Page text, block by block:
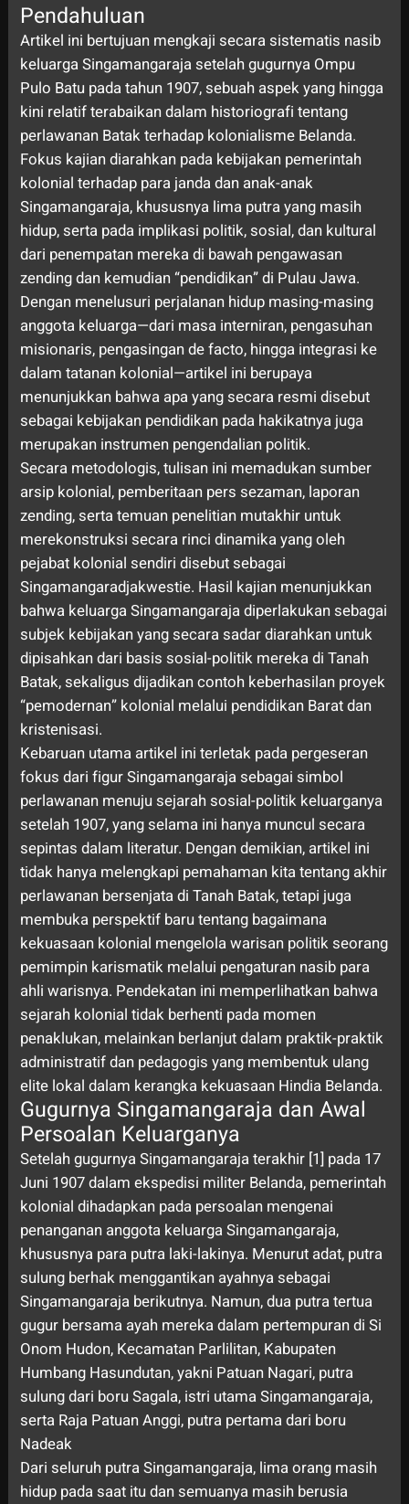
Pendahuluan
Artikel ini bertujuan mengkaji secara sistematis nasib
keluarga Singamangaraja setelah gugurnya Ompu
Pulo Batu pada tahun 1907, sebuah aspek yang hingga
kini relatif terabaikan dalam historiografi tentang
perlawanan Batak terhadap kolonialisme Belanda.
Fokus kajian diarahkan pada kebijakan pemerintah
kolonial terhadap para janda dan anak-anak
Singamangaraja, khususnya lima putra yang masih
hidup, serta pada implikasi politik, sosial, dan kultural
dari penempatan mereka di bawah pengawasan
zending dan kemudian “pendidikan” di Pulau Jawa.
Dengan menelusuri perjalanan hidup masing-masing
anggota keluarga—dari masa interniran, pengasuhan
misionaris, pengasingan de facto, hingga integrasi ke
dalam tatanan kolonial—artikel ini berupaya
menunjukkan bahwa apa yang secara resmi disebut
sebagai kebijakan pendidikan pada hakikatnya juga
merupakan instrumen pengendalian politik.
Secara metodologis, tulisan ini memadukan sumber
arsip kolonial, pemberitaan pers sezaman, laporan
zending, serta temuan penelitian mutakhir untuk
merekonstruksi secara rinci dinamika yang oleh
pejabat kolonial sendiri disebut sebagai
Singamangaradjakwestie. Hasil kajian menunjukkan
bahwa keluarga Singamangaraja diperlakukan sebagai
subjek kebijakan yang secara sadar diarahkan untuk
dipisahkan dari basis sosial-politik mereka di Tanah
Batak, sekaligus dijadikan contoh keberhasilan proyek
“pemodernan” kolonial melalui pendidikan Barat dan
kristenisasi.
Kebaruan utama artikel ini terletak pada pergeseran
fokus dari figur Singamangaraja sebagai simbol
perlawanan menuju sejarah sosial-politik keluarganya
setelah 1907, yang selama ini hanya muncul secara
sepintas dalam literatur. Dengan demikian, artikel ini
tidak hanya melengkapi pemahaman kita tentang akhir
perlawanan bersenjata di Tanah Batak, tetapi juga
membuka perspektif baru tentang bagaimana
kekuasaan kolonial mengelola warisan politik seorang
pemimpin karismatik melalui pengaturan nasib para
ahli warisnya. Pendekatan ini memperlihatkan bahwa
sejarah kolonial tidak berhenti pada momen
penaklukan, melainkan berlanjut dalam praktik-praktik
administratif dan pedagogis yang membentuk ulang
elite lokal dalam kerangka kekuasaan Hindia Belanda.
Gugurnya Singamangaraja dan Awal
Persoalan Keluarganya
Setelah gugurnya Singamangaraja terakhir [1] pada 17
Juni 1907 dalam ekspedisi militer Belanda, pemerintah
kolonial dihadapkan pada persoalan mengenai
penanganan anggota keluarga Singamangaraja,
khususnya para putra laki-lakinya. Menurut adat, putra
sulung berhak menggantikan ayahnya sebagai
Singamangaraja berikutnya. Namun, dua putra tertua
gugur bersama ayah mereka dalam pertempuran di Si
Onom Hudon, Kecamatan Parlilitan, Kabupaten
Humbang Hasundutan, yakni Patuan Nagari, putra
sulung dari boru Sagala, istri utama Singamangaraja,
serta Raja Patuan Anggi, putra pertama dari boru
Nadeak
Dari seluruh putra Singamangaraja, lima orang masih
hidup pada saat itu dan semuanya masih berusia